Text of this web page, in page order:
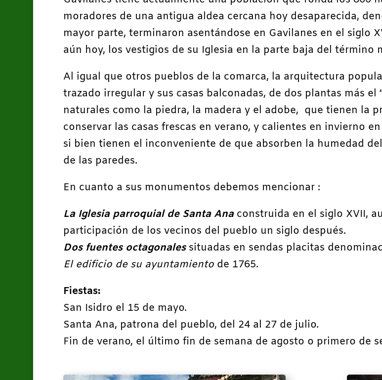
moradores de una antigua aldea cercana hoy desaparecida,
mayor parte, terminaron asentándose en Gavilanes en el siglo
aún hoy, los vestigios de su Iglesia en la parte baja del término
Al igual que otros pueblos de la comarca, la arquitectura
trazado irregular y sus casas balconadas, de dos plantas más
naturales como la piedra, la madera y el adobe, que tienen la
conservar las casas frescas en verano, y calientes en invierno
si bien tienen el inconveniente de que absorben la humedad
de las paredes.
En cuanto a sus monumentos debemos mencionar :
La Iglesia parroquial de Santa Ana construida en el siglo XVII,
participación de los vecinos del pueblo un siglo después.
Dos fuentes octagonales situadas en sendas placitas
El edificio de su ayuntamientode 1765.
Fiestas:
San Isidro el 15 de mayo.
Santa Ana, patrona del pueblo, del 24 al 27 de julio.
Fin de verano, el último fin de semana de agosto o primero de